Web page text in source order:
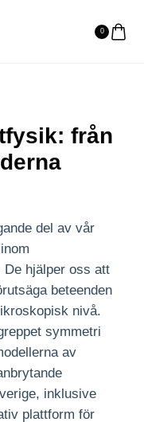
0
från
del av vår
hjälper oss att
beteenden
nivå.
symmetri
av
inklusive
plattform för